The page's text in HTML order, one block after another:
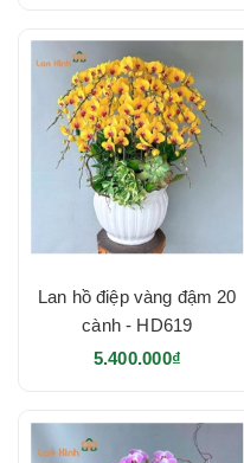
Lan hồ điệp vàng đậm 20
cành - HD619
5.400.000₫